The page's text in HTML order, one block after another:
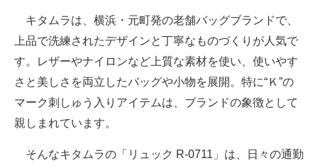
キタムラは、横浜・元町発の老舗バッグブランドで、
上品で洗練されたデザインと丁寧なものづくりが人気で
す。レザーやナイロンなど上質な素材を使い、使いやす
さと美しさを両立したバッグや小物を展開。特に“Ｋ”の
マーク刺しゅう入りアイテムは、ブランドの象徴として
親しまれています。
そんなキタムラの「リュック R-0711」は、日々の通勤